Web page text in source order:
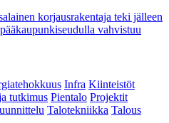
korjausrakentaja teki jälleen
vahvistuu
Infra Kiinteistöt
tutkimus Pientalo Projektit
Talotekniikka Talous